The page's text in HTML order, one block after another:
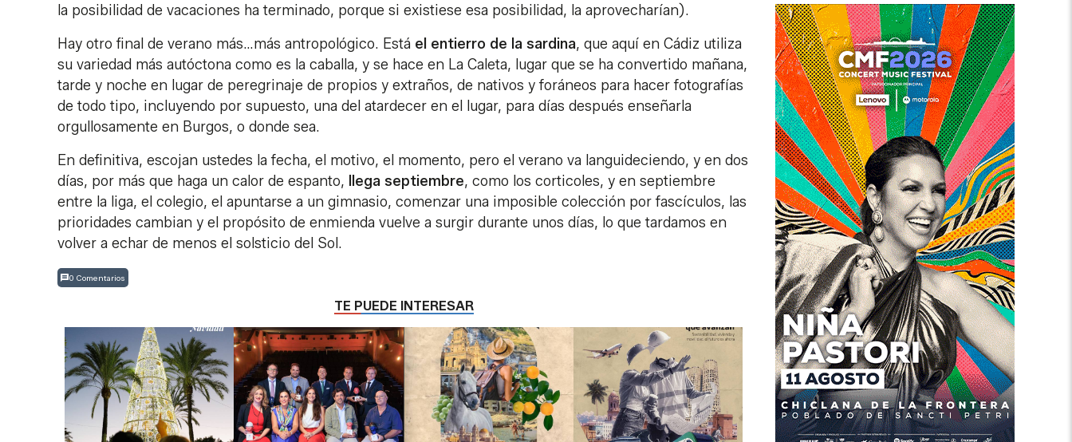
la posibilidad de vacaciones ha terminado, porque si existiese esa posibilidad, la aprovecharían).
Hay otro final de verano más…más antropológico. Está el entierro de la sardina, que aquí en Cádiz utiliza
su variedad más autóctona como es la caballa, y se hace en La Caleta, lugar que se ha convertido mañana,
tarde y noche en lugar de peregrinaje de propios y extraños, de nativos y foráneos para hacer fotografías
de todo tipo, incluyendo por supuesto, una del atardecer en el lugar, para días después enseñarla
orgullosamente en Burgos, o donde sea.
En definitiva, escojan ustedes la fecha, el motivo, el momento, pero el verano va languideciendo, y en dos
días, por más que haga un calor de espanto,
llega septiembre, como los corticoles, y en septiembre
entre la liga, el colegio, el apuntarse a un gimnasio, comenzar una imposible colección por fascículos, las
prioridades cambian y el propósito de enmienda vuelve a surgir durante unos días, lo que tardamos en
volver a echar de menos el solsticio del Sol.
0 Comentarios
TE PUEDE INTERESAR